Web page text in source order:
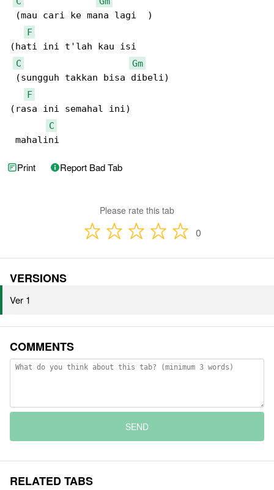
(mau cari ke mana lagi  )
F
(hati ini t'lah kau isi
C
Gm
(sungguh takkan bisa dibeli)
F
(rasa ini semahal ini)
C
mahalini
Print Report Bad Tab
Please rate this tab
0
VERSIONS
Ver 1
COMMENTS
SEND
RELATED TABS